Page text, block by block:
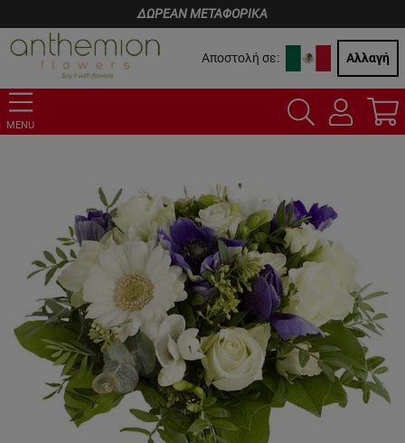
ΔΩΡΕΑΝ ΜΕΤΑΦΟΡΙΚΑ
Αποστολή σε: Αλλαγή
MENU